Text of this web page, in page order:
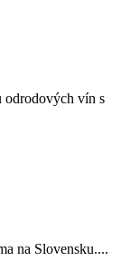
odrodových vín s
na Slovensku....